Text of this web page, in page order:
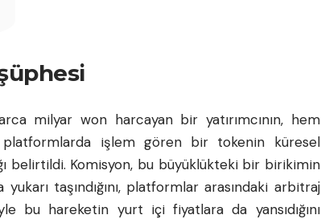
milyar won harcayan bir yatırımcının, hem
platformlarda işlem gören bir tokenin küresel
belirtildi. Komisyon, bu büyüklükteki bir birikimin
taşındığını, platformlar arasındaki arbitraj
bu hareketin yurt içi fiyatlara da yansıdığını